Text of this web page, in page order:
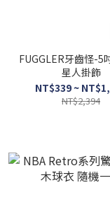
FUGGLER牙齒怪-5
星人掛飾
NT$339 ~
NT$2,394